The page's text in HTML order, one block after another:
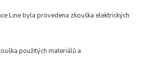
Line byla provedena zkouška elektrických
použitých materiálů a